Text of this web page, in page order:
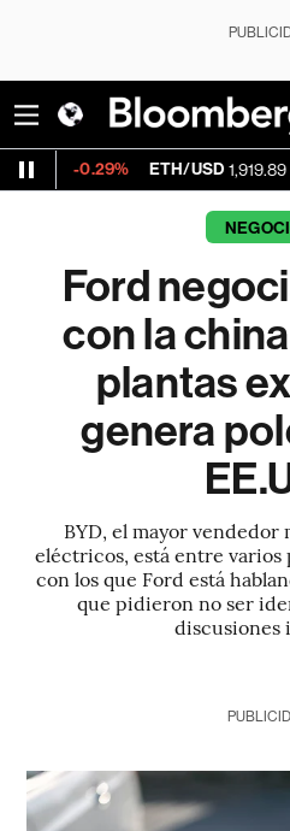
ETH/USD 1,919.89 +0.04%
Ford
con la
plantas
genera
BYD, el mayor
eléctricos, está entre
con los que Ford está
que pidieron no ser
discusiones